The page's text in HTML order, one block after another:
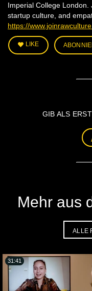
Imperial College London.
startup culture, and
https://
LIKE
GIB ALS
Mehr aus
31:41